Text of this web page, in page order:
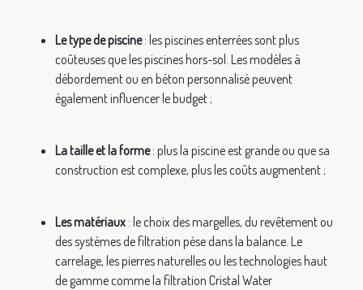
Le type de piscine: les piscines enterrées sont plus
coûteuses que les piscines hors-sol. Les modèles à
débordement ou en béton personnalisé peuvent
également influencer le budget ;
La taille et la forme: plus la piscine est grande ou que sa
construction est complexe, plus les coûts augmentent ;
Les matériaux : le choix des margelles, du revêtement ou
des systèmes de filtration pèse dans la balance. Le
carrelage, les pierres naturelles ou les technologies haut
de gamme comme la filtration Cristal Water